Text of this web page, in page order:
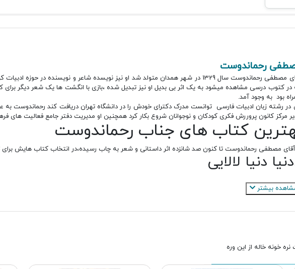
رحماندوست
آقای مصطفی رحماندوست سال 1329 در شهر همدان متولد شد او نیز نویسده شاعر و
در کتوب درسی مشاهده میشود به یک اثر بی بدیل او نیز تبدیل شده ،بازی با انگشت ها یک شعر دیگر برای
بود به وجود آمد.
در رشته زبان ادبیات فارسی توانست مدرک دکترای خودش را در دانشگاه تهران دریافت کند
مرکز کانون پروررش فکری کودکان و نوجوانان شروع بکار کرد همچنین او مدیریت دفتر جامع فعالیت های
کتاب های جناب رحماندوست
آقای مصطفی رحماندوست تا کنون صد شانزده اثر داستانی و شعر به چاب رسیده،در انتخاب کتاب هایش برای
مجموعه دیگر که در وصف کودکان و نوجوانان نوشته شده میتوان به مثل ها قصه هایشان اشاره کرد
بیشتر
خونه خاله از این وره